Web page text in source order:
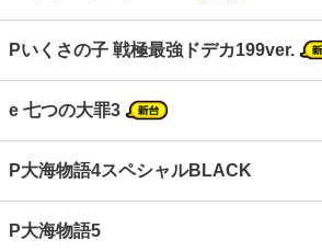
Pいくさの子 戦極最強ドデカ199ver.
e 七つの大罪3
P大海物語4スペシャルBLACK
P大海物語5